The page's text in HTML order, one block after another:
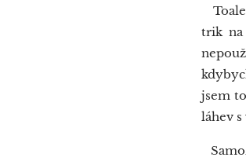
trik na
jsem
láhev